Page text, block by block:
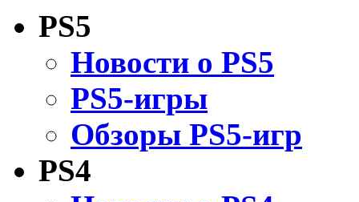
PS5
Новости о PS5
PS5-игры
Обзоры PS5-игр
PS4